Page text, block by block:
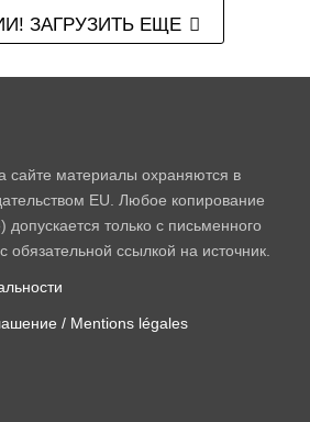
ЗАГРУЗИТЬ ЕЩЕ
сайте материалы охраняются в
EU. Любое копирование
допускается только с письменного
обязательной ссылкой на источник.
/ Mentions légales